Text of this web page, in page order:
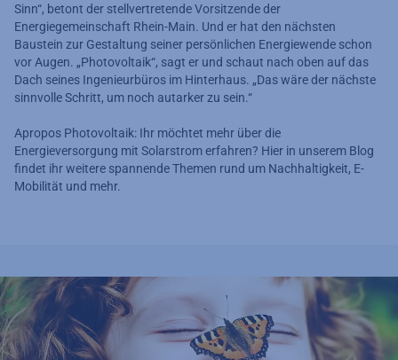
Sinn“, betont der stellvertretende Vorsitzende der
Energiegemeinschaft Rhein-Main. Und er hat den nächsten
Baustein zur Gestaltung seiner persönlichen Energiewende schon
vor Augen. „Photovoltaik“, sagt er und schaut nach oben auf das
Dach seines Ingenieurbüros im Hinterhaus. „Das wäre der nächste
sinnvolle Schritt, um noch autarker zu sein.“
Apropos Photovoltaik: Ihr möchtet mehr über die
Energieversorgung mit Solarstrom erfahren? Hier in unserem Blog
findet ihr weitere spannende Themen rund um Nachhaltigkeit, E-
Mobilität und mehr.